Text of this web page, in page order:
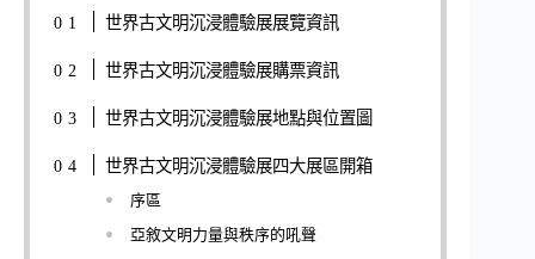
世界古文明沉浸體驗展展覽資訊
世界古文明沉浸體驗展購票資訊
世界古文明沉浸體驗展地點與位置圖
世界古文明沉浸體驗展四大展區開箱
序區
亞敘文明力量與秩序的吼聲